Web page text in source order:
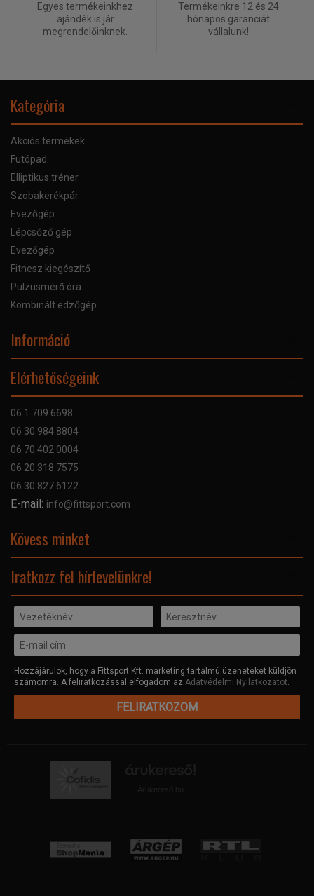
Egyes termékeinkhez
ajándék is jár
megrendelőinknek.
Termékeinkre 12 és 24
hónapos garanciát
vállalunk!
Kategória
Akciós termékek
Futópad
Elliptikus tréner
Szobakerékpár
Evezőgép
Lépcsőző gép
Evezőgép
Fitnesz kiegészítő
Pulzusmérő óra
Kombinált edzőgép
Információ
Bankkártyás fizetés
Adatvédelmi nyilatkozat
Elérhetőségeink
06 1 709 6698
06 30 984 8804
06 70 402 0004
06 20 318 7575
06 30 827 6122
E-mail: info@fittsport.com
Kövess minket
Iratkozz fel hírlevelünkre!
Hozzájárulok, hogy a Fittsport Kft. marketing tartalmú üzeneteket küldjön
számomra. A feliratkozással elfogadom az Adatvédelmi Nyilatkozatot.
FELIRATKOZOM